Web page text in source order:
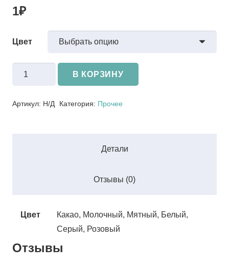
1₽
Цвет
Количество
В КОРЗИНУ
Артикул: Н/Д Категория: Прочее
Детали
Отзывы (0)
Цвет
Какао, Молочный, Мятный, Белый,
Серый, Розовый
Отзывы